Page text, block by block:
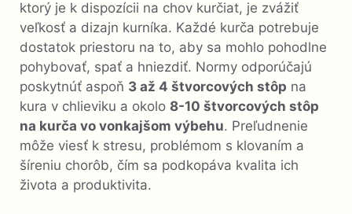
ktorý je k dispozícii na chov kurčiat, je zvážiť
veľkosť a dizajn kurníka. Každé kurča potrebuje
dostatok priestoru na to, aby sa mohlo pohodlne
pohybovať, spať a hniezdiť. Normy odporúčajú
poskytnúť aspoň 3 až 4 štvorcových stôp na
kura v chlieviku a okolo 8-10 štvorcových stôp
na kurča vo vonkajšom výbehu. Preľudnenie
môže viesť k stresu, problémom s klovaním a
šíreniu chorôb, čím sa podkopáva kvalita ich
života a produktivita.